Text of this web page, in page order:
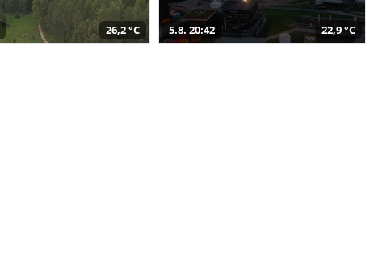
26,2 °C 5.8. 20:42 22,9 °C